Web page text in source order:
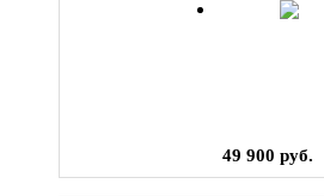
49 900 руб.